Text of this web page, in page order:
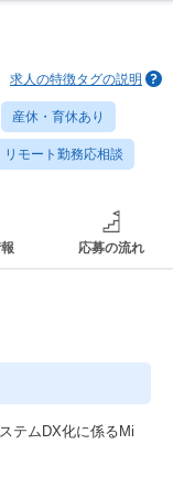
求人の特徴タグの説明
産休・育休あり
リモート勤務応相談
応募の流れ
テムDX化に係るMi